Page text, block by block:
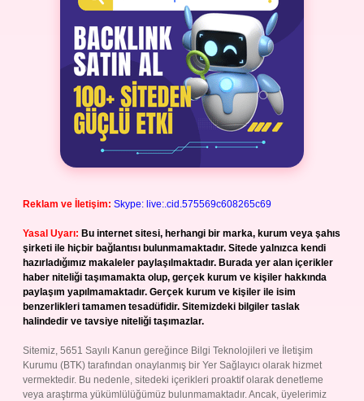
Reklam ve İletişim: Skype: live:.cid.575569c608265c69
Yasal Uyarı: Bu internet sitesi, herhangi bir marka, kurum veya şahıs
şirketi ile hiçbir bağlantısı bulunmamaktadır. Sitede yalnızca kendi
hazırladığımız makaleler paylaşılmaktadır. Burada yer alan içerikler
haber niteliği taşımamakta olup, gerçek kurum ve kişiler hakkında
paylaşım yapılmamaktadır. Gerçek kurum ve kişiler ile isim
benzerlikleri tamamen tesadüfidir. Sitemizdeki bilgiler taslak
halindedir ve tavsiye niteliği taşımazlar.
Sitemiz, 5651 Sayılı Kanun gereğince Bilgi Teknolojileri ve İletişim
Kurumu (BTK) tarafından onaylanmış bir Yer Sağlayıcı olarak hizmet
vermektedir. Bu nedenle, sitedeki içerikleri proaktif olarak denetleme
veya araştırma yükümlülüğümüz bulunmamaktadır. Ancak, üyelerimiz